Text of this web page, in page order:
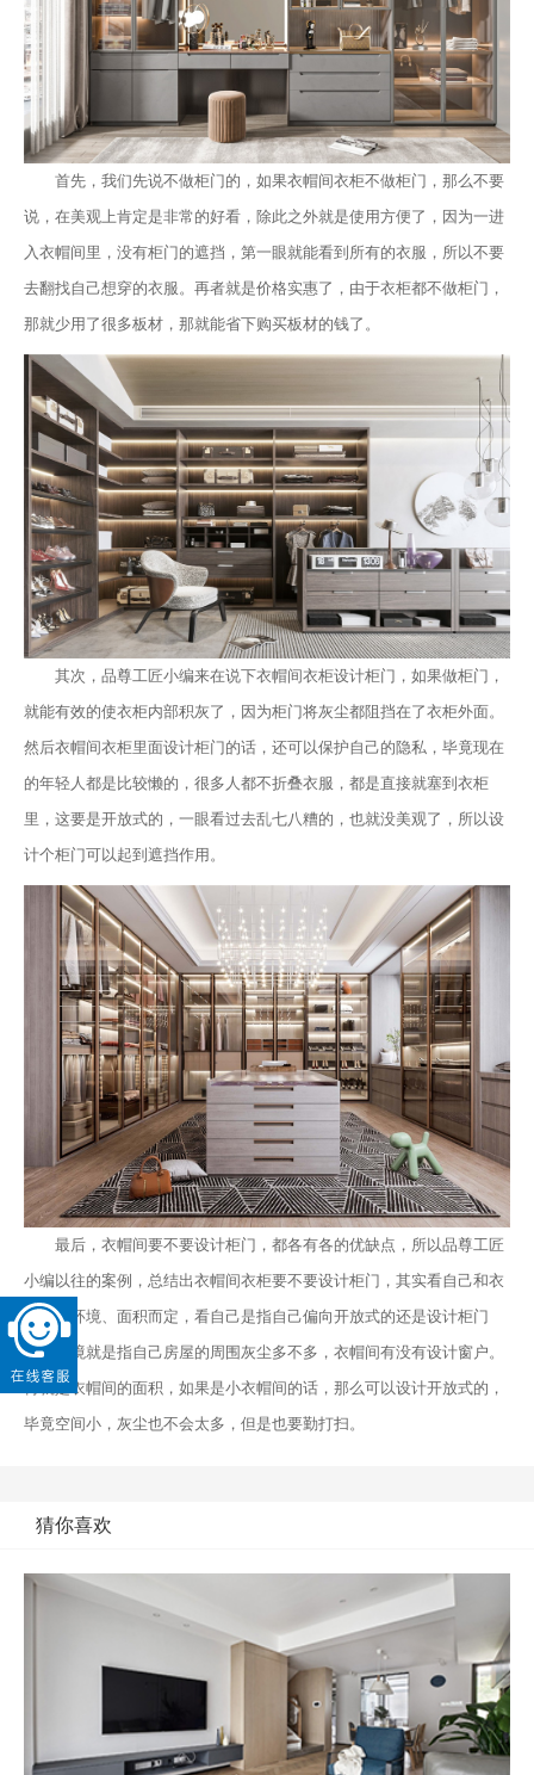
首先，我们先说不做柜门的，如果衣帽间衣柜不做柜门，那么不要
说，在美观上肯定是非常的好看，除此之外就是使用方便了，因为一进
入衣帽间里，没有柜门的遮挡，第一眼就能看到所有的衣服，所以不要
去翻找自己想穿的衣服。再者就是价格实惠了，由于衣柜都不做柜门，
那就少用了很多板材，那就能省下购买板材的钱了。
其次，品尊工匠小编来在说下衣帽间衣柜设计柜门，如果做柜门，
就能有效的使衣柜内部积灰了，因为柜门将灰尘都阻挡在了衣柜外面。
然后衣帽间衣柜里面设计柜门的话，还可以保护自己的隐私，毕竟现在
的年轻人都是比较懒的，很多人都不折叠衣服，都是直接就塞到衣柜
里，这要是开放式的，一眼看过去乱七八糟的，也就没美观了，所以设
计个柜门可以起到遮挡作用。
最后，衣帽间要不要设计柜门，都各有各的优缺点，所以品尊工匠
小编以往的案例，总结出衣帽间衣柜要不要设计柜门，其实看自己和衣
帽间的环境、面积而定，看自己是指自己偏向开放式的还是设计柜门
的。环境就是指自己房屋的周围灰尘多不多，衣帽间有没有设计窗户。
再就是衣帽间的面积，如果是小衣帽间的话，那么可以设计开放式的，
毕竟空间小，灰尘也不会太多，但是也要勤打扫。
猜你喜欢